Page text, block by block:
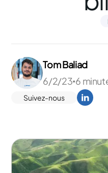
Tom Baliad
6/2/23•6
Suivez-nous